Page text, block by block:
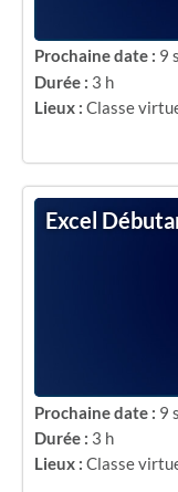
Prochaine date : 9
Durée : 3 h
Lieux : Classe
Excel
Prochaine date : 9
Durée : 3 h
Lieux : Classe